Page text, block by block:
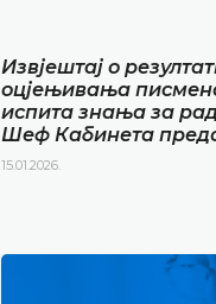
Извјештај о
оцјењивања
испита знања за
Шеф Кабинета
15.01.2026.